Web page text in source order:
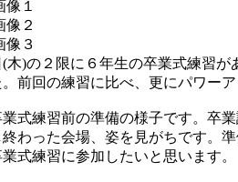
)の２限に６年生の卒業式練習が
前回の練習に比べ、更にパワー
式練習前の準備の様子です。卒
わった会場、姿を見がちです。
式練習に参加したいと思います。